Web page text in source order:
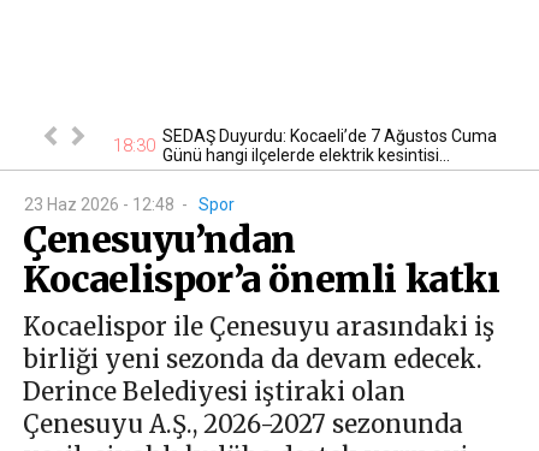
otomobil 18:30 SEDAŞ Duyurdu: Kocaeli’de 7 Ağustos Cuma
Günü hangi ilçelerde elektrik kesintisi...
23 Haz 2026 - 12:48 - Spor
Çenesuyu’ndan
Kocaelispor’a önemli katkı
Kocaelispor ile Çenesuyu arasındaki iş
birliği yeni sezonda da devam edecek.
Derince Belediyesi iştiraki olan
Çenesuyu A.Ş., 2026-2027 sezonunda